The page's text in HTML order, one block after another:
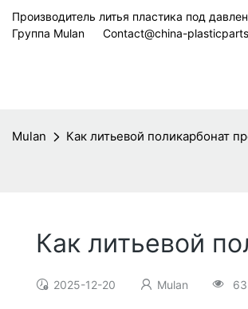
Производитель литья пластика под
Группа Mulan
Contact@china-
Mulan Как литьевой поликарбонат
Как литьевой
2025-12-20 Mulan 63